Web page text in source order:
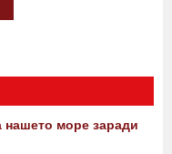
нашето море заради